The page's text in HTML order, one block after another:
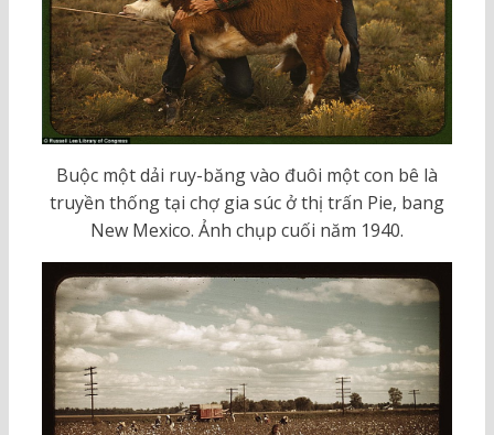
Buộc một dải ruy-băng vào đuôi một con bê là
truyền thống tại chợ gia súc ở thị trấn Pie, bang
New Mexico. Ảnh chụp cuối năm 1940.